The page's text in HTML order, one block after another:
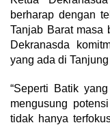
berharap dengan
Tanjab Barat masa
Dekranasda
yang ada di
“Seperti Batik
mengusung
tidak hanya